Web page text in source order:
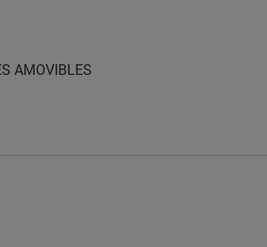
AMOVIBLES